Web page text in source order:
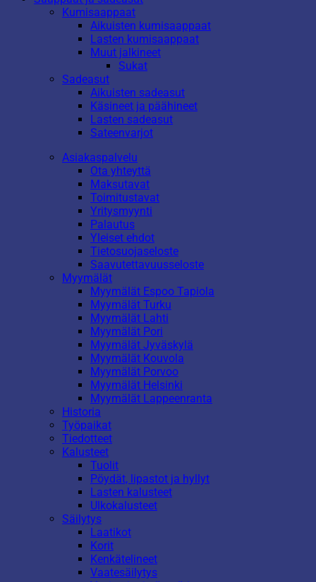
Kumisaappaat
Aikuisten kumisaappaat
Lasten kumisaappaat
Muut jalkineet
Sukat
Sadeasut
Aikuisten sadeasut
Käsineet ja päähineet
Lasten sadeasut
Sateenvarjot
Asiakaspalvelu
Ota yhteyttä
Maksutavat
Toimitustavat
Yritysmyynti
Palautus
Yleiset ehdot
Tietosuojaseloste
Saavutettavuusseloste
Myymälät
Myymälät Espoo Tapiola
Myymälät Turku
Myymälät Lahti
Myymälät Pori
Myymälät Jyväskylä
Myymälät Kouvola
Myymälät Porvoo
Myymälät Helsinki
Myymälät Lappeenranta
Historia
Työpaikat
Tiedotteet
Kalusteet
Tuolit
Pöydät, lipastot ja hyllyt
Lasten kalusteet
Ulkokalusteet
Säilytys
Laatikot
Korit
Kenkätelineet
Vaatesäilytys